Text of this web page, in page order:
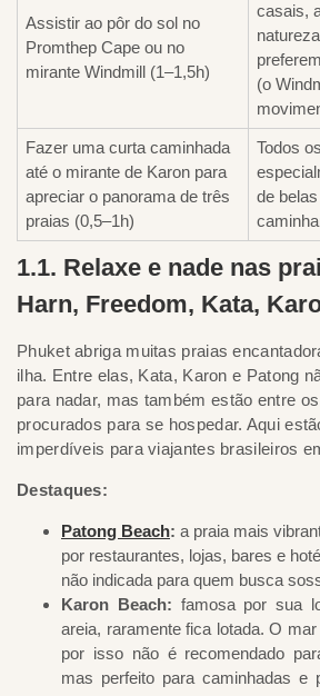
Assistir ao pôr do sol no
Promthep Cape ou no
mirante Windmill (1–1,5h)
casais,
(o
Fazer uma curta caminhada
até o mirante de Karon para
apreciar o panorama de três
praias (0,5–1h)
Todos
de
1.1. Relaxe e nade nas
Harn, Freedom, Kata,
Phuket abriga muitas praias
ilha. Entre elas, Kata, Karon e Patong
para nadar, mas também estão entre
procurados para se hospedar. Aqui
imperdíveis para viajantes brasileiros
Destaques:
Patong Beach: a praia mais
por restaurantes, lojas, bares e
não indicada para quem busca
Karon Beach: famosa por sua
areia, raramente fica lotada. O
por isso não é recomendado
mas perfeito para caminhadas e